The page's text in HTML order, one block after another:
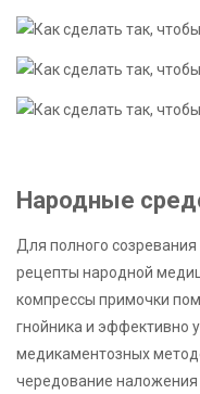
Народные
Для полного
рецепты народной
компрессы примочки
гнойника и эффективно
медикаментозных
чередование наложения